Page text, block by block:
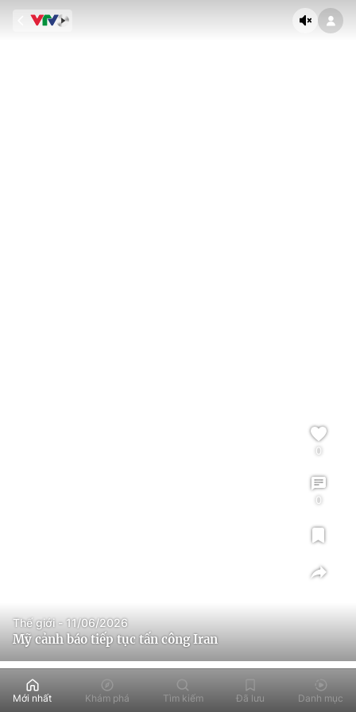
Mỹ cảnh báo tiếp tục tấn công Iran
Thế giới - 11/06/2026
0
0
Mới nhất Khám phá Tìm kiếm Đã lưu Danh mục